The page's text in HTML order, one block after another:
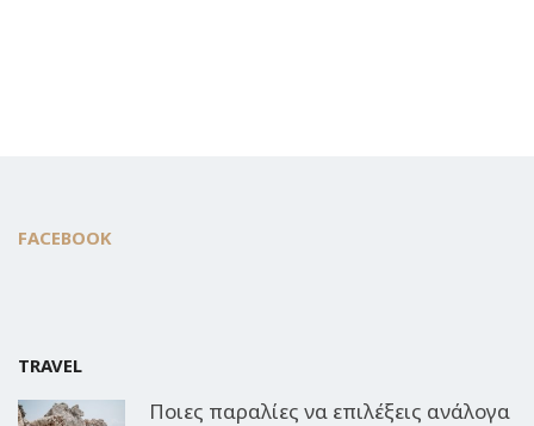
FACEBOOK
TRAVEL
Ποιες παραλίες να επιλέξεις ανάλογα